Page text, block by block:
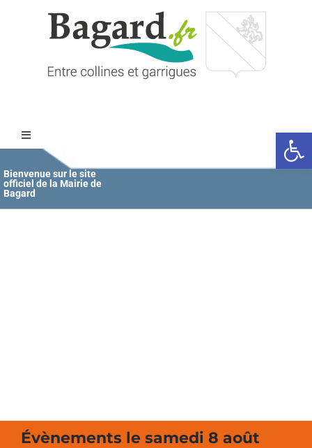
Ouvrir
Toggle
Navigation
Accueil
Bienvenue sur le site
officiel de la Mairie de
Bagard
Évènements le samedi 8 août